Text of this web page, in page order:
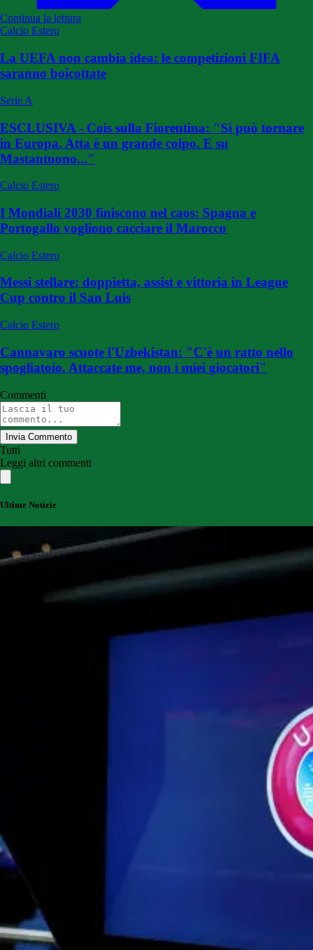
Continua la lettura
Calcio Estero
La UEFA non cambia idea: le competizioni FIFA
saranno boicottate
Serie A
ESCLUSIVA - Cois sulla Fiorentina: "Si può tornare
in Europa. Atta è un grande colpo. E su
Mastantuono..."
Calcio Estero
I Mondiali 2030 finiscono nel caos: Spagna e
Portogallo vogliono cacciare il Marocco
Calcio Estero
Messi stellare: doppietta, assist e vittoria in League
Cup contro il San Luis
Calcio Estero
Cannavaro scuote l'Uzbekistan: "C'è un ratto nello
spogliatoio. Attaccate me, non i miei giocatori"
Commenti
Invia Commento
Tutti
Leggi altri commenti
Ultime Notizie